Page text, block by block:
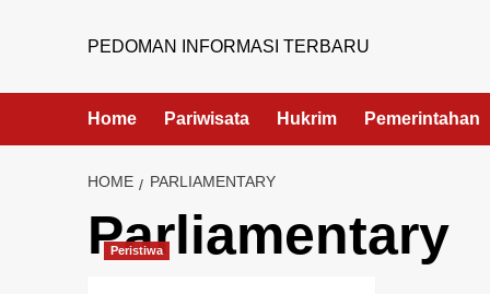
PEDOMAN INFORMASI TERBARU
Home Pariwisata Hukrim Pemerintahan
HOME PARLIAMENTARY
Parliamentary
Peristiwa